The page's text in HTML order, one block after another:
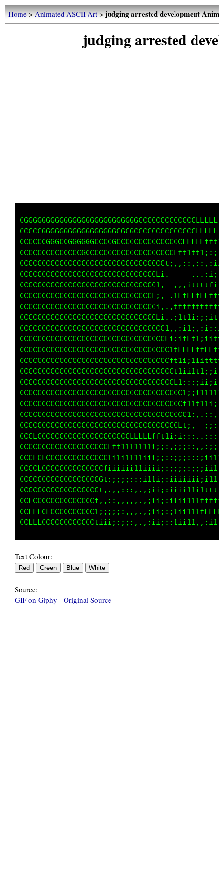
Home>Animated ASCII Art>judging arrested development
judging arrested
CCCCCCCCCCCCCCCCCCCCCCCCCCCCCCCLi.
CCCCCCCCCCCCCCCCCCCCCCCCCCCCCCC1,
Text Colour:
Source:
GIF on Giphy - Original Source